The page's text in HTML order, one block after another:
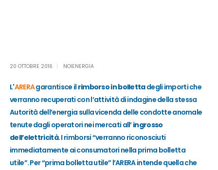
20 OTTOBRE 2016 NOIENERGIA
L'ARERAgarantisce il rimborso in bollettadegli importi che
verranno recuperati con l’attività di indagine della stessa
Autorità dell’energia sulla vicenda delle condotte anomale
tenute dagli operatori nei mercati all’ingrosso
dell’elettricità. I rimborsi “verranno riconosciuti
immediatamente ai consumatori nella prima bolletta
utile”. Per “prima bolletta utile” l’ARERA intende quella che